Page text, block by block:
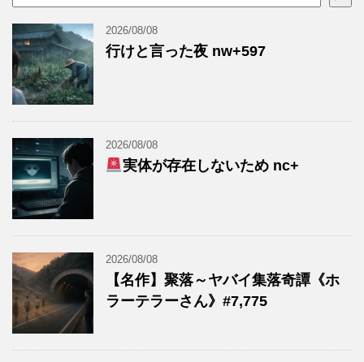
2026/08/08
行けと言った夜 nw+597
2026/08/08
実体が存在しないため nc+
2026/08/08
【名作】聚落～ヤバイ集落奇譚《ホ
ラーテラーさん》#7,775